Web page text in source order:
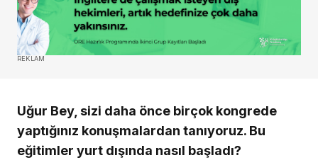
REKLAM
Uğur Bey, sizi daha önce birçok kongrede
yaptığınız konuşmalardan tanıyoruz. Bu
eğitimler yurt dışında nasıl başladı?